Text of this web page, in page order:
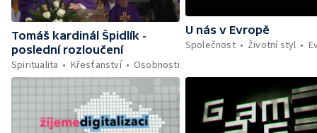
Tomáš kardinál Špidlík -
poslední rozloučení
Spiritualita
Křesťanství Osobnosti
U nás v Evropě
Společnost
Životní styl